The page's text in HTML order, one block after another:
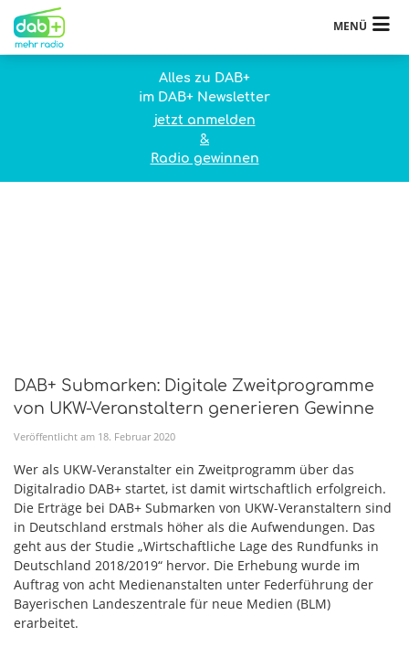
MENÜ
Alles zu DAB+
im DAB+ Newsletter
jetzt anmelden
&
Radio gewinnen
DAB+ Submarken: Digitale Zweitprogramme
von UKW-Veranstaltern generieren Gewinne
Veröffentlicht am 18. Februar 2020
Wer als UKW-Veranstalter ein Zweitprogramm über das
Digitalradio DAB+ startet, ist damit wirtschaftlich erfolgreich.
Die Erträge bei DAB+ Submarken von UKW-Veranstaltern sind
in Deutschland erstmals höher als die Aufwendungen. Das
geht aus der Studie „Wirtschaftliche Lage des Rundfunks in
Deutschland 2018/2019“ hervor. Die Erhebung wurde im
Auftrag von acht Medienanstalten unter Federführung der
Bayerischen Landeszentrale für neue Medien (BLM)
erarbeitet.